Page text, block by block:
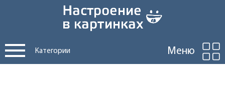
Категории Меню